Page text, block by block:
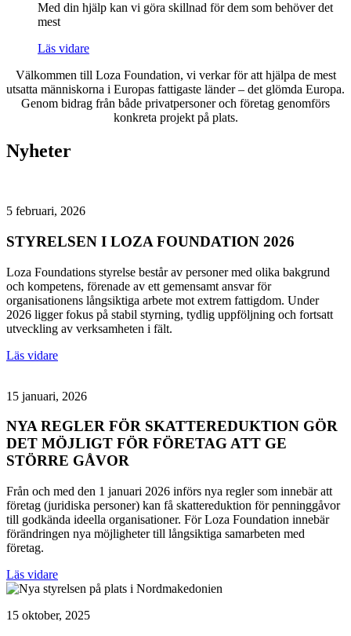
Med din hjälp kan vi göra skillnad för dem som behöver det
mest
Läs vidare
Välkommen till Loza Foundation, vi verkar för att hjälpa de mest
utsatta människorna i Europas fattigaste länder – det glömda Europa.
Genom bidrag från både privatpersoner och företag genomförs
konkreta projekt på plats.
Nyheter
5 februari, 2026
STYRELSEN I LOZA FOUNDATION 2026
Loza Foundations styrelse består av personer med olika bakgrund
och kompetens, förenade av ett gemensamt ansvar för
organisationens långsiktiga arbete mot extrem fattigdom. Under
2026 ligger fokus på stabil styrning, tydlig uppföljning och fortsatt
utveckling av verksamheten i fält.
Läs vidare
15 januari, 2026
NYA REGLER FÖR SKATTEREDUKTION GÖR
DET MÖJLIGT FÖR FÖRETAG ATT GE
STÖRRE GÅVOR
Från och med den 1 januari 2026 införs nya regler som innebär att
företag (juridiska personer) kan få skattereduktion för penninggåvor
till godkända ideella organisationer. För Loza Foundation innebär
förändringen nya möjligheter till långsiktiga samarbeten med
företag.
Läs vidare
15 oktober, 2025